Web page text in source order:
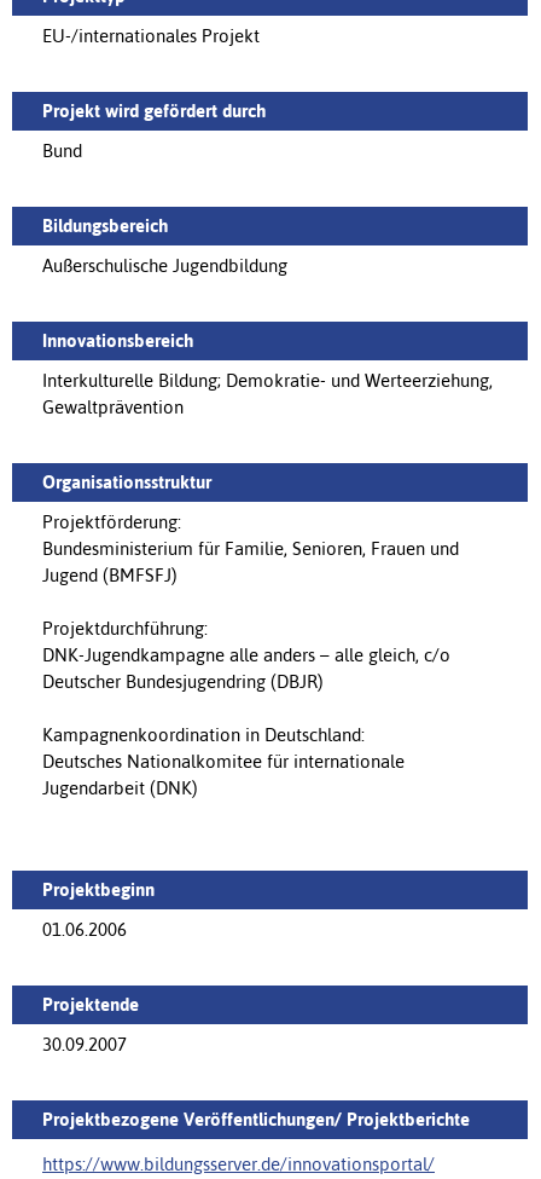
EU-/internationales Projekt
Projekt wird gefördert durch
Bund
Bildungsbereich
Außerschulische Jugendbildung
Innovationsbereich
Interkulturelle Bildung; Demokratie- und Werteerziehung,
Gewaltprävention
Organisationsstruktur
Projektförderung:
Bundesministerium für Familie, Senioren, Frauen und
Jugend (BMFSFJ)
Projektdurchführung:
DNK-Jugendkampagne alle anders – alle gleich, c/o
Deutscher Bundesjugendring (DBJR)
Kampagnenkoordination in Deutschland:
Deutsches Nationalkomitee für internationale
Jugendarbeit (DNK)
Projektbeginn
01.06.2006
Projektende
30.09.2007
Projektbezogene Veröffentlichungen/ Projektberichte
https://www.bildungsserver.de/innovationsportal/‌